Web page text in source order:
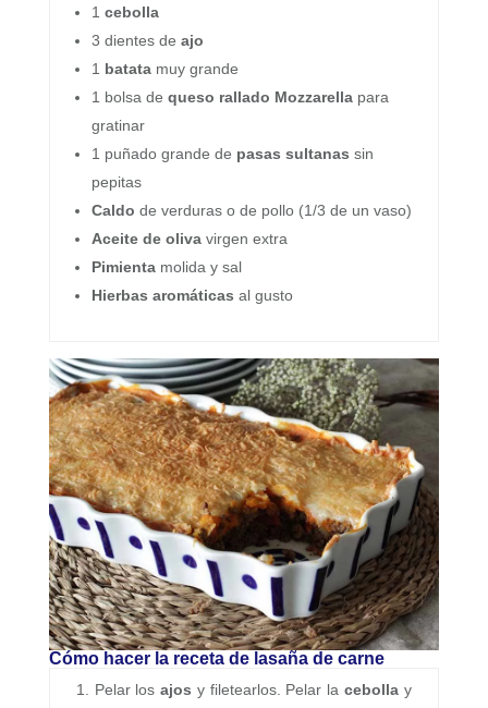
1 cebolla
3 dientes de ajo
1 batatamuy grande
1 bolsa de queso rallado Mozzarellapara
gratinar
1 puñado grande de pasas sultanas sin
pepitas
Caldo de verduras o de pollo (1/3 de un vaso)
Aceite de olivavirgen extra
Pimientamolida y sal
Hierbas aromáticas al gusto
Cómo hacer la receta de lasaña de carne
Pelar losajos y filetearlos. Pelar lacebolla y